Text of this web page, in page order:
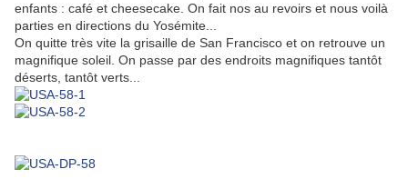
enfants : café et cheesecake. On fait nos au revoirs et nous voilà
parties en directions du Yosémite...
On quitte très vite la grisaille de San Francisco et on retrouve un
magnifique soleil. On passe par des endroits magnifiques tantôt
déserts, tantôt verts...